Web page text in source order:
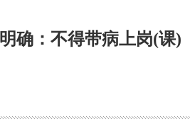
确：不得带病上岗(课)